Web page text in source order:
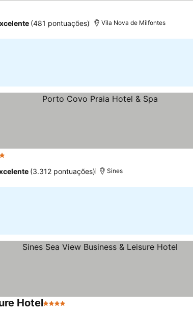
(481 pontuações) Vila Nova de Milfontes
(3.312 pontuações) Sines
Hotel4 Estrelas